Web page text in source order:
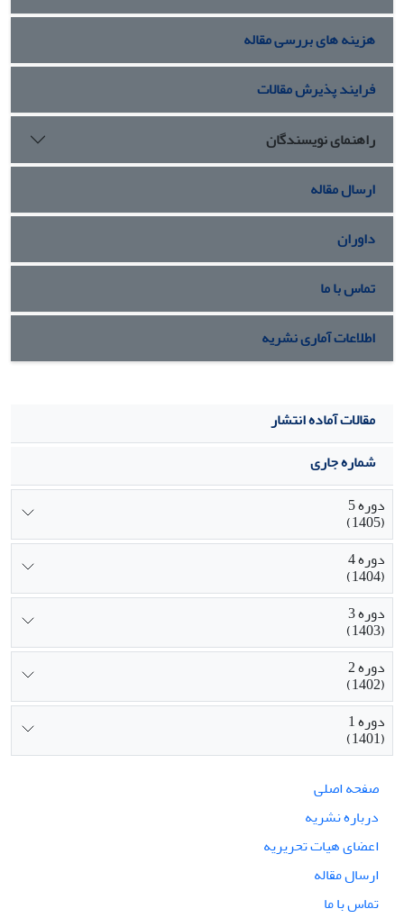
هزینه های بررسی مقاله
فرایند پذیرش مقالات
راهنمای نویسندگان
ارسال مقاله
داوران
تماس با ما
اطلاعات آماری نشریه
مقالات آماده انتشار
شماره جاری
دوره 5
(1405)
دوره 4
(1404)
دوره 3
(1403)
دوره 2
(1402)
دوره 1
(1401)
صفحه اصلی
درباره نشریه
اعضای هیات تحریریه
ارسال مقاله
تماس با ما